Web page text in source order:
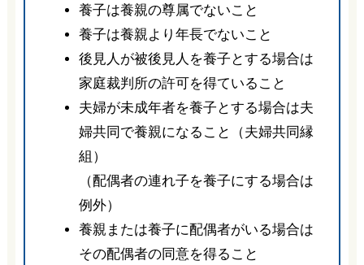
養子は養親の尊属でないこと
養子は養親より年長でないこと
後見人が被後見人を養子とする場合は
家庭裁判所の許可を得ていること
夫婦が未成年者を養子とする場合は夫
婦共同で養親になること（夫婦共同縁
組）
（配偶者の連れ子を養子にする場合は
例外）
養親または養子に配偶者がいる場合は
その配偶者の同意を得ること